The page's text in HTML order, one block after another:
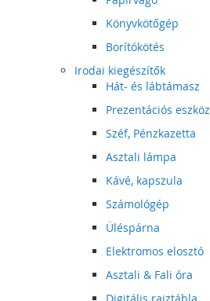
Könyvkötőgép
Borítókötés
Irodai kiegészítők
Hát- és lábtámasz
Prezentációs eszköz
Széf, Pénzkazetta
Asztali lámpa
Kávé, kapszula
Számológép
Üléspárna
Elektromos elosztó
Asztali & Fali óra